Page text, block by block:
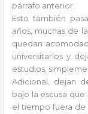
párrafo anterior.
Esto también
años, muchas de
quedan
universitarios y
estudios,
Adicional, dejan
bajo la escusa
el tiempo fuera de